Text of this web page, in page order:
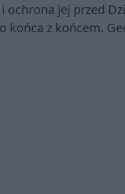
ochrona jej przed
końca z końcem.